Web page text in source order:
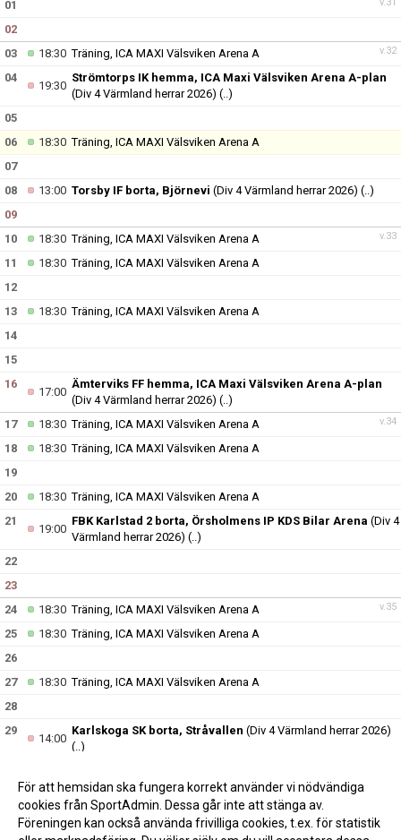
01
02
v.32
03 18:30Träning, ICA MAXI Välsviken Arena A
04
19:30
Strömtorps IK hemma, ICA Maxi Välsviken Arena A-plan
(Div 4 Värmland herrar 2026) (..)
05
06
18:30Träning, ICA MAXI Välsviken Arena A
07
08
13:00 Torsby IF borta, Björnevi (Div 4 Värmland herrar 2026) (..)
09
v.33
10 18:30Träning, ICA MAXI Välsviken Arena A
11
18:30Träning, ICA MAXI Välsviken Arena A
12
13
18:30Träning, ICA MAXI Välsviken Arena A
14
15
16
17:00
Ämterviks FF hemma, ICA Maxi Välsviken Arena A-plan
(Div 4 Värmland herrar 2026) (..)
v.34
17 18:30Träning, ICA MAXI Välsviken Arena A
18
18:30Träning, ICA MAXI Välsviken Arena A
19
20
18:30Träning, ICA MAXI Välsviken Arena A
21
19:00
FBK Karlstad 2 borta, Örsholmens IP KDS Bilar Arena (Div 4
Värmland herrar 2026) (..)
22
23
v.35
24 18:30Träning, ICA MAXI Välsviken Arena A
25
18:30Träning, ICA MAXI Välsviken Arena A
26
27
18:30Träning, ICA MAXI Välsviken Arena A
28
29
14:00
Karlskoga SK borta, Stråvallen (Div 4 Värmland herrar 2026)
(..)
18:30Träning, ICA MAXI Välsviken Arena A
För att hemsidan ska fungera korrekt använder vi nödvändiga
cookies från SportAdmin. Dessa går inte att stänga av.
Föreningen kan också använda frivilliga cookies, t.ex. för statistik